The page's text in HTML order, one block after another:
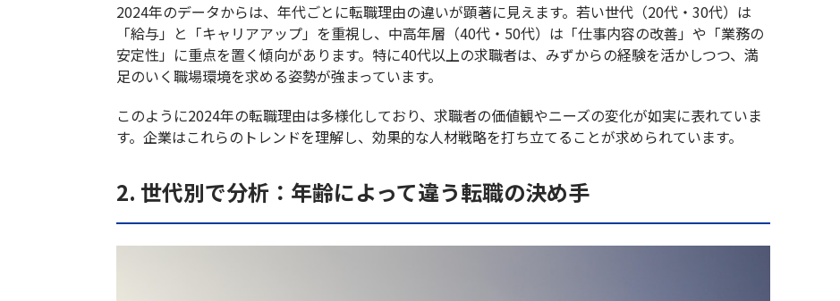
2024年のデータからは、年代ごとに転職理由の違いが顕著に見えます。若い世代（20代・30代）は
「給与」と「キャリアアップ」を重視し、中高年層（40代・50代）は「仕事内容の改善」や「業務の
安定性」に重点を置く傾向があります。特に40代以上の求職者は、みずからの経験を活かしつつ、満
足のいく職場環境を求める姿勢が強まっています。
このように2024年の転職理由は多様化しており、求職者の価値観やニーズの変化が如実に表れていま
す。企業はこれらのトレンドを理解し、効果的な人材戦略を打ち立てることが求められています。
2. 世代別で分析：年齢によって違う転職の決め手